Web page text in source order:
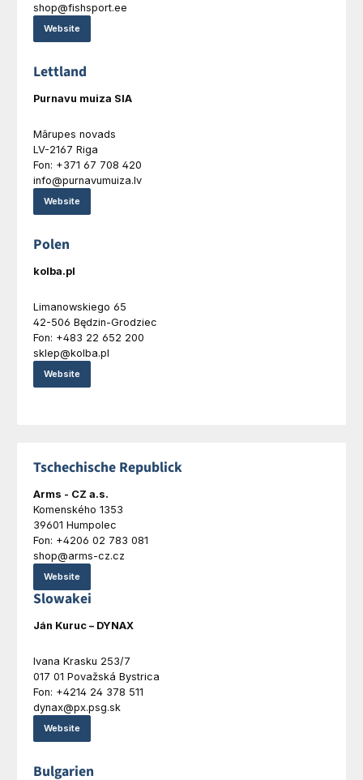
shop@fishsport.ee
Website
Lettland
Purnavu muiza SIA
Mārupes novads
LV-2167 Riga
Fon: +371 67 708 420
info@purnavumuiza.lv
Website
Polen
kolba.pl
Limanowskiego 65
42-506 Będzin-Grodziec
Fon: +483 22 652 200
sklep@kolba.pl
Website
Tschechische Republick
Arms - CZ a.s.
Komenského 1353
39601 Humpolec
Fon: +4206 02 783 081
shop@arms-cz.cz
Website
Slowakei
Ján Kuruc – DYNAX
Ivana Krasku 253/7
017 01 Považská Bystrica
Fon: +4214 24 378 511
dynax@px.psg.sk
Website
Bulgarien